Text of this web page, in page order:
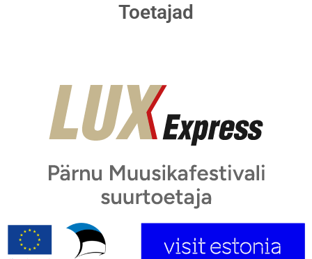
Toetajad